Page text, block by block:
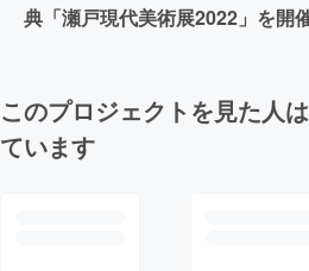
典「瀬戸現代美術展2022」を開
このプロジェクトを見た人
ています